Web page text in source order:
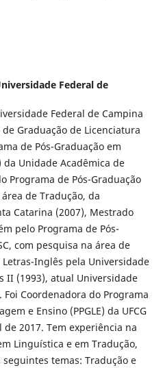
Federal de
Federal de Campina
Graduação de Licenciatura
de Pós-Graduação em
da Unidade Acadêmica de
Programa de Pós-Graduação
de Tradução, da
Catarina (2007), Mestrado
pelo Programa de Pós-
com pesquisa na área de
Inglês pela Universidade
II (1993), atual Universidade
Coordenadora do Programa
e Ensino (PPGLE) da UFCG
2017. Tem experiência na
Linguística e em Tradução,
temas: Tradução e